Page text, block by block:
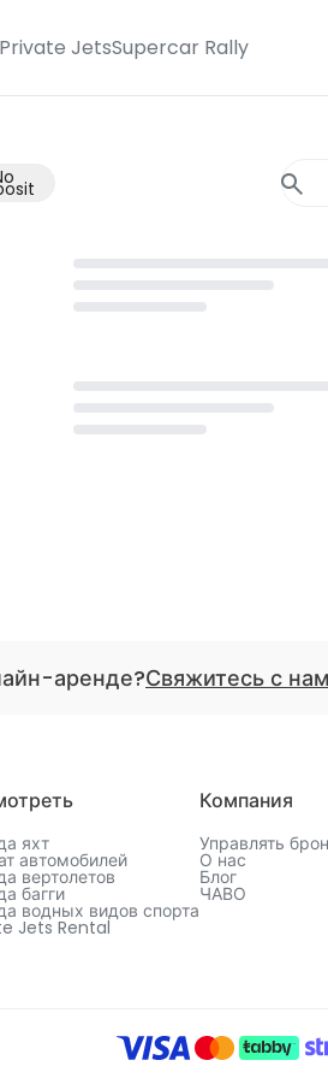
Private JetsSupercar Rally
аренде?Свяжитесь с
яхт
автомобилей
вертолетов
багги
водных видов спорта
Jets Rental
Компания
Управлять
О нас
Блог
ЧАВО